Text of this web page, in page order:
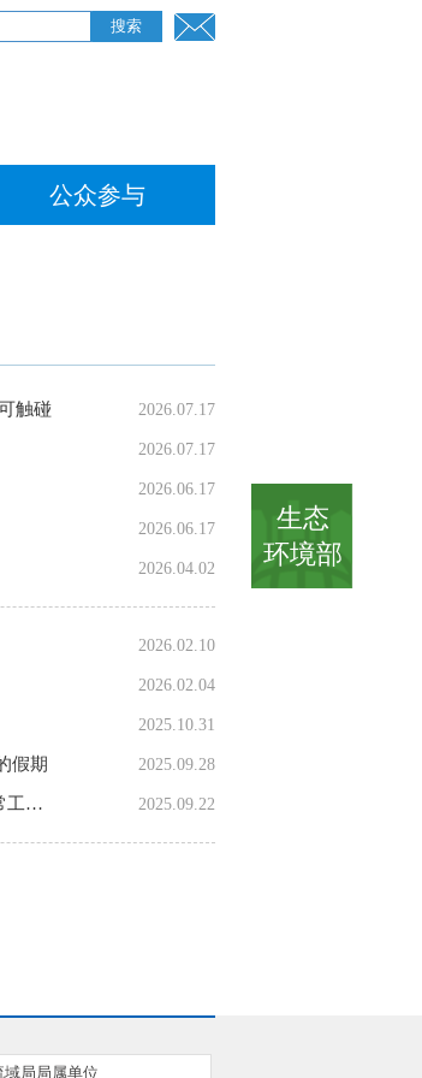
公众参与
触碰 2026.07.17
2026.07.17
2026.06.17
2026.06.17
2026.04.02
2026.02.10
2026.02.04
2025.10.31
假期 2025.09.28
环保清风·纪法教育（2025年第20期）： 作风建设永远在路上——党员干部如何在日常工作生活中贯彻中央八... 2025.09.22
域局局属单位
生态
环境部